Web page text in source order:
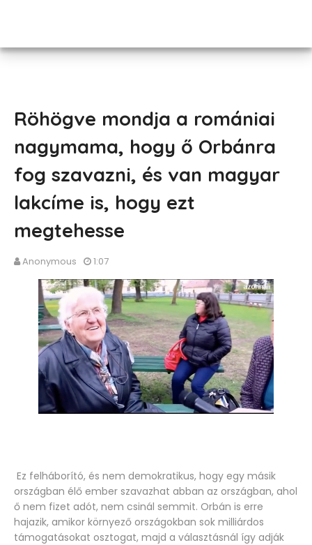
Röhögve mondja a romániai
nagymama, hogy ő Orbánra
fog szavazni, és van magyar
lakcíme is, hogy ezt
megtehesse
Anonymous 1:07
Ez felháborító, és nem demokratikus, hogy egy másik
országban élő ember szavazhat abban az országban, ahol
ő nem fizet adót, nem csinál semmit. Orbán is erre
hajazik, amikor környező országokban sok milliárdos
támogatásokat osztogat, majd a választásnál így adják